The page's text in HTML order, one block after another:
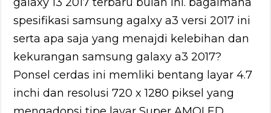
spesifikasi samsung agalxy a3 versi 2017 ini
serta apa saja yang menajdi kelebihan dan
kekurangan samsung galaxy a3 2017?
Ponsel cerdas ini memliki bentang layar 4.7
inchi dan resolusi 720 x 1280 piksel yang